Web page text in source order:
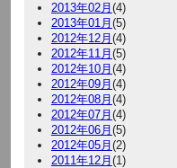
2013年02月 (4)
2013年01月 (5)
2012年12月 (4)
2012年11月 (5)
2012年10月 (4)
2012年09月 (4)
2012年08月 (4)
2012年07月 (4)
2012年06月 (5)
2012年05月 (2)
2011年12月 (1)